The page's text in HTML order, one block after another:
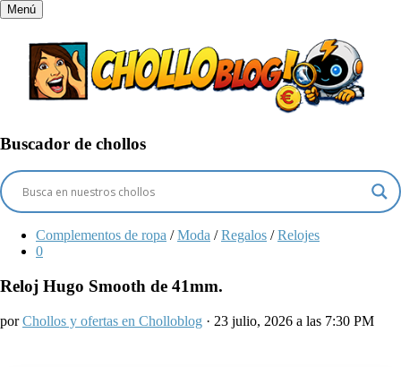
Menú
Buscador de chollos
Complementos de ropa / Moda / Regalos / Relojes
0
Reloj Hugo Smooth de 41mm.
porChollos y ofertas en Cholloblog · 23 julio, 2026 a las 7:30 PM